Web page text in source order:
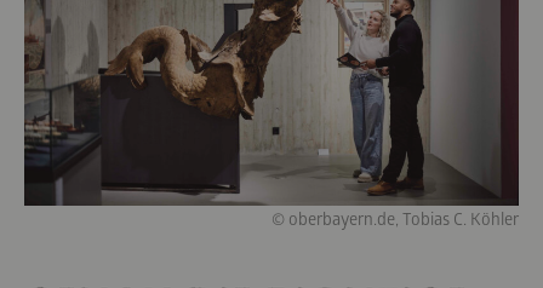
© oberbayern.de, Tobias C. Köhler